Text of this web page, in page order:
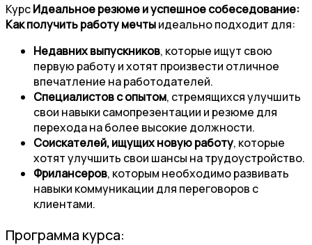
КурсИдеальное резюме и успешное собеседование:
Как получить работу мечтыидеально подходит для:
Недавних выпускников, которые ищут свою
первую работу и хотят произвести отличное
впечатление на работодателей.
Специалистов с опытом, стремящихся улучшить
свои навыки самопрезентации и резюме для
перехода на более высокие должности.
Соискателей, ищущих новую работу, которые
хотят улучшить свои шансы на трудоустройство.
Фрилансеров, которым необходимо развивать
навыки коммуникации для переговоров с
клиентами.
Программа курса: